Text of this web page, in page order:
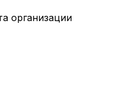
организации